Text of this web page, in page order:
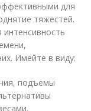
для
тяжестей.
Имейте в виду:
подъемы